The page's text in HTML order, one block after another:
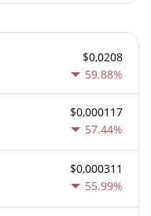
$0,0208
59.88%
$0,000117
57.44%
$0,000311
55.99%